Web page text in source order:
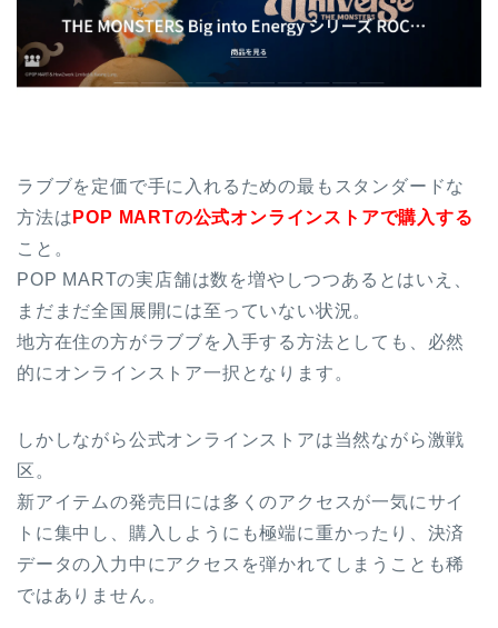
ラブブを定価で手に入れるための最もスタンダードな
方法は POP MARTの公式オンラインストアで購入する
こと。
POP MARTの実店舗は数を増やしつつあるとはいえ、
まだまだ全国展開には至っていない状況。
地方在住の方がラブブを入手する方法としても、必然
的にオンラインストア一択となります。
しかしながら公式オンラインストアは当然ながら激戦
区。
新アイテムの発売日には多くのアクセスが一気にサイ
トに集中し、購入しようにも極端に重かったり、決済
データの入力中にアクセスを弾かれてしまうことも稀
ではありません。